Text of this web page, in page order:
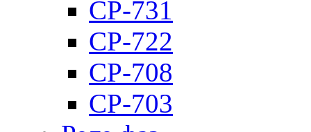
CP-731
CP-722
CP-708
CP-703